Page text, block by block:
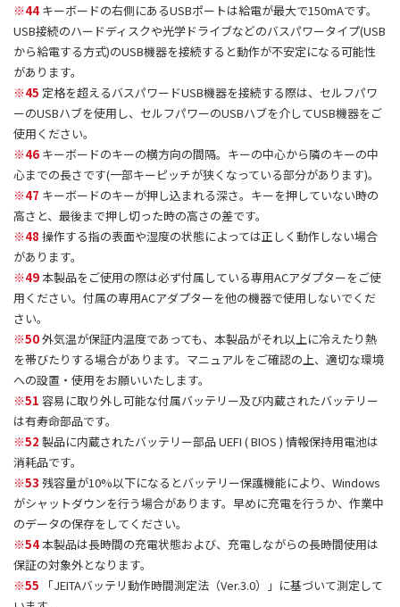
※44キーボードの右側にあるUSBポートは給電が最大で150mAです。
USB接続のハードディスクや光学ドライブなどのバスパワータイプ(USB
から給電する方式)のUSB機器を接続すると動作が不安定になる可能性
があります。
※45 定格を超えるバスパワードUSB機器を接続する際は、セルフパワ
ーのUSBハブを使用し、セルフパワーのUSBハブを介してUSB機器をご
使用ください。
※46 キーボードのキーの横方向の間隔。キーの中心から隣のキーの中
心までの長さです(一部キーピッチが狭くなっている部分があります)。
※47 キーボードのキーが押し込まれる深さ。キーを押していない時の
高さと、最後まで押し切った時の高さの差です。
※48 操作する指の表面や湿度の状態によっては正しく動作しない場合
があります。
※49本製品をご使用の際は必ず付属している専用ACアダプターをご使
用ください。付属の専用ACアダプターを他の機器で使用しないでくだ
さい。
※50外気温が保証内温度であっても、本製品がそれ以上に冷えたり熱
を帯びたりする場合があります。マニュアルをご確認の上、適切な環境
への設置・使用をお願いいたします。
※51 容易に取り外し可能な付属バッテリー及び内蔵されたバッテリー
は有寿命部品です。
※52 製品に内蔵されたバッテリー部品 UEFI ( BIOS ) 情報保持用電池は
消耗品です。
※53 残容量が10%以下になるとバッテリー保護機能により、Windows
がシャットダウンを行う場合があります。早めに充電を行うか、作業中
のデータの保存をしてください。
※54本製品は長時間の充電状態および、充電しながらの長時間使用は
保証の対象外となります。
※55
「JEITAバッテリ動作時間測定法（Ver.3.0）」に基づいて測定して